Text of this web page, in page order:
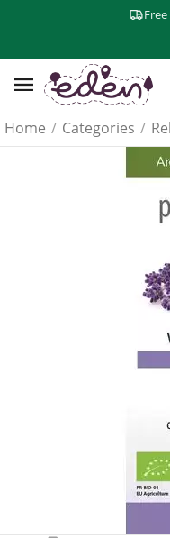
Home / Categories /